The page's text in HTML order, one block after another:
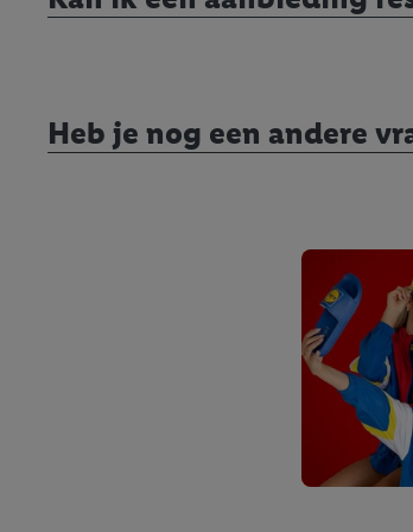
Heb je nog een andere